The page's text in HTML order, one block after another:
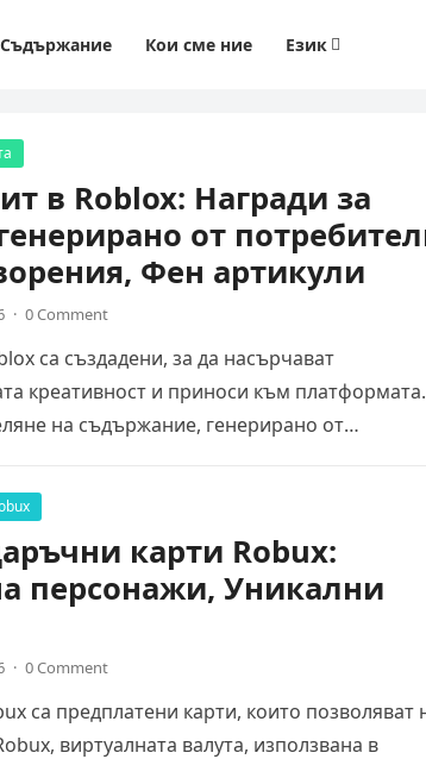
Съдържание Кои сме ние Език
в Roblox: Награди за
от
Фен артикули
· 0 Comment
са създадени, за да насърчават
креативност и приноси към платформата.
на съдържание, генерирано от
карти Robux:
персонажи, Уникални
· 0 Comment
са предплатени карти, които позволяват
виртуалната валута, използвана в